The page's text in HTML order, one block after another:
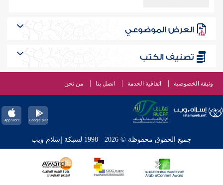
العرض الموضوعي
تصنيف الكتب
وثيقة الخصوصية اتفاقية الخدمة اتصل بنا من نحن
جميع الحقوق محفوظة © 2026 - 1998 لشبكة إسلام ويب